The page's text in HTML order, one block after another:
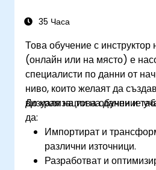
Публикуват и споделят
Да се подготвят за
BI (PL-300: Microsoft
Analyst).
35 Часа
Това обучение с
(онлайн или на място) е
специалисти по данни от
ниво, които желаят да
визуализации на данни и
До края на това обучение
да:
Импортират и
различни източници.
Разработват и